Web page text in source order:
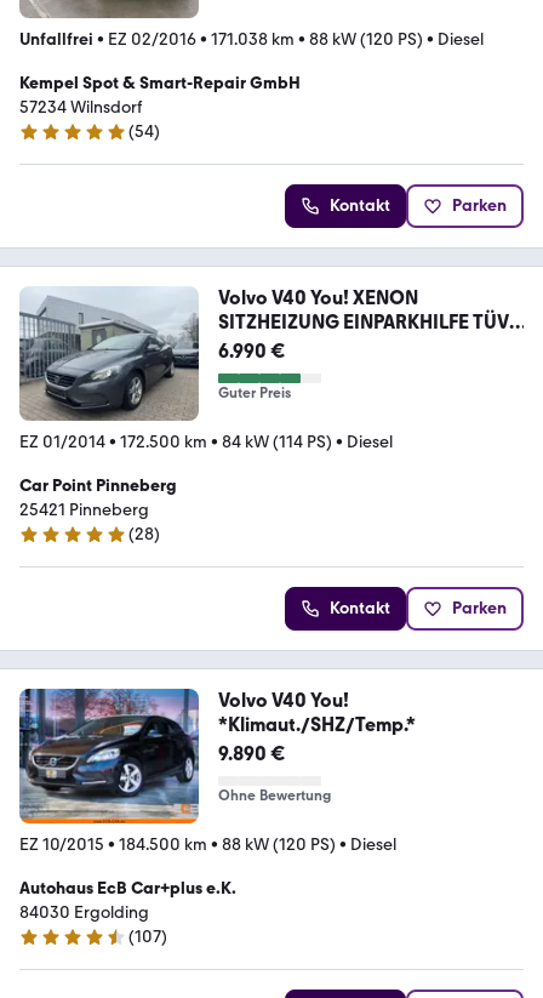
Unfallfrei • EZ 02/2016• 171.038 km • 88 kW (120 PS) • Diesel
Kempel Spot & Smart-Repair GmbH
57234 Wilnsdorf
5 Sterne
(54)
Kontakt Parken
Volvo V40 You! XENON
SITZHEIZUNG EINPARKHILFE TÜV
NEU
6.990 €
Guter Preis
EZ 01/2014• 172.500 km • 84 kW (114 PS) • Diesel
Car Point Pinneberg
25421 Pinneberg
5 Sterne
(28)
Kontakt Parken
Volvo V40 You!
*Klimaut./SHZ/Temp.*
9.890 €
Ohne Bewertung
EZ 10/2015 • 184.500 km • 88 kW (120 PS) • Diesel
Autohaus EcB Car+plus e.K.
84030 Ergolding
4.5 Sterne
(107)